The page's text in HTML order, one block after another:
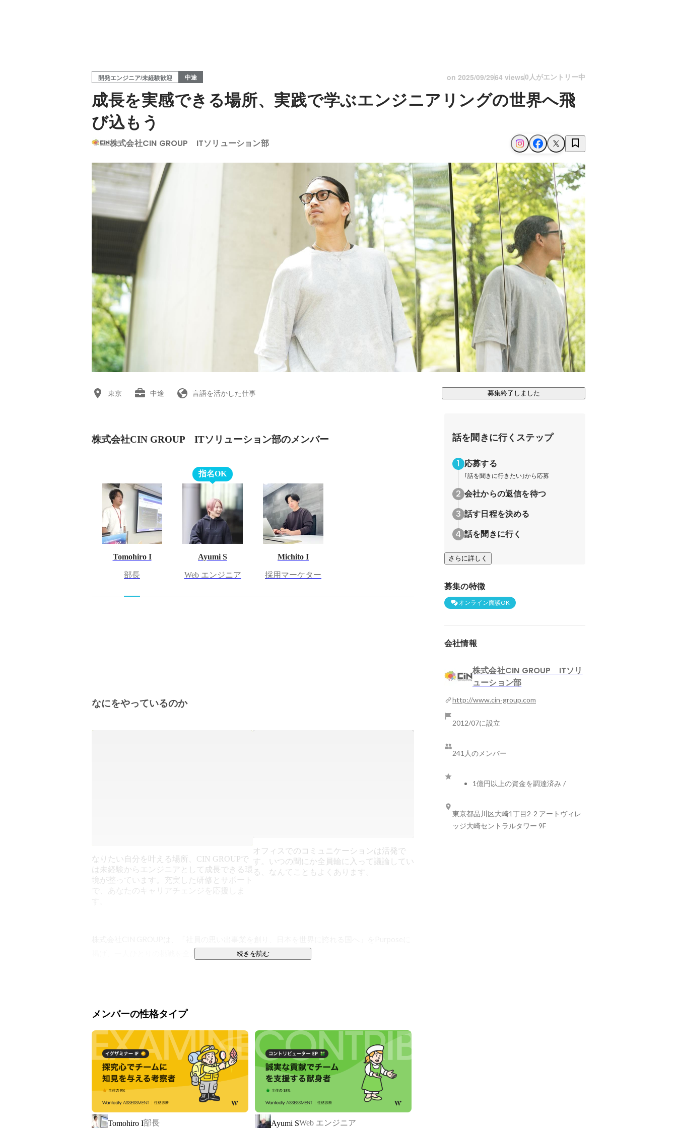
開発エンジニア/未経験歓迎 中途 on 2025/09/2964 views0人がエントリー中
成長を実感できる場所、実践で学ぶエンジニアリングの世界へ飛
び込もう
株式会社CIN GROUP ITソリューション部
東京 中途 言語を活かした仕事 募集終了しました
株式会社CIN GROUP ITソリューション部のメンバー
Tomohiro I
部長
指名OK
Ayumi S
Web エンジニア
Michito I
採用マーケター
なにをやっているのか
なりたい自分を叶える場所、CIN GROUPで
は未経験からエンジニアとして成長できる環
境が整っています。充実した研修とサポート
で、あなたのキャリアチェンジを応援しま
オフィスでのコミュニケーションは活発で
す。いつの間にか全員輪に入って議論してい
る、なんてこともよくあります。
掲げ、一人ひとりの挑戦を全力で応援する会社です。
エンジニアとしての経験がなくても大丈夫。
完全未経験者向けに、半年間で現場デビューを目指す独自の育成カリキュラムを用意していま
す。
単なる“スキル研修”ではありません。現場を想定したチーム開発や、挑戦する姿勢・考え方ま
で実践的に学べる環境です。しかも、サポートしてくれるのは現役のエンジニア。いつでも相
談できて、ひとりで悩むことなく、現場で活きる力を身につけていけます。
続きを読む
メンバーの性格タイプ
Tomohiro I部長 Ayumi SWeb エンジニア
話を聞きに行くステップ
応募する
｢話を聞きに行きたい｣から応募
会社からの返信を待つ
話す日程を決める
話を聞きに行く
さらに詳しく
募集の特徴
オンライン面談OK
会社情報
株式会社CIN GROUP ITソリ
ューション部
http://www.cin-group.com
2012/07に設立
241人のメンバー
1億円以上の資金を調達済み /
東京都品川区大崎1丁目2-2 アートヴィレ
ッジ大崎セントラルタワー 9F